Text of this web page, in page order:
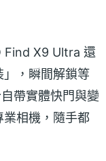
Find X9 Ultra 還
，瞬間解鎖等
帶實體快門與變
相機，隨手都